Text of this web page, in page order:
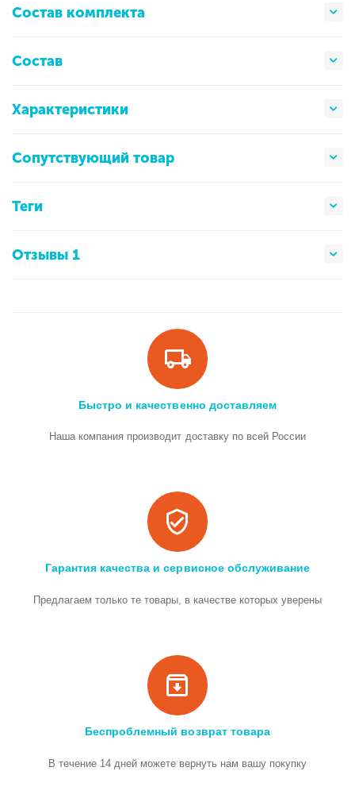
Состав комплекта
Состав
Характеристики
Сопутствующий товар
Теги
Отзывы 1
Быстро и качественно доставляем
Наша компания производит доставку по всей России
Гарантия качества и сервисное обслуживание
Предлагаем только те товары, в качестве которых уверены
Беспроблемный возврат товара
В течение 14 дней можете вернуть нам вашу покупку